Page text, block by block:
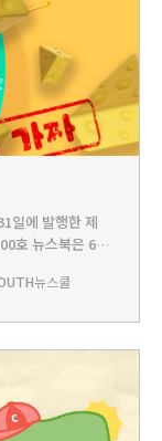
일에 발행한 제
호 뉴스북은 6월
볶이•피자 위
뉴스쿨